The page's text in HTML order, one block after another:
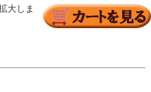
大しま